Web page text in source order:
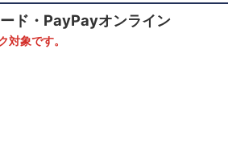
ド・PayPayオンライン
対象です。